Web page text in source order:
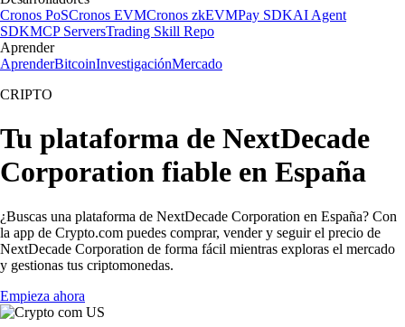
Cronos PoSCronos EVMCronos zkEVMPay SDKAI Agent
SDKMCP ServersTrading Skill Repo
Aprender
AprenderBitcoinInvestigaciónMercado
CRIPTO
Tu plataforma de NextDecade
Corporation fiable en España
¿Buscas una plataforma de NextDecade Corporation en España? Con
la app de Crypto.com puedes comprar, vender y seguir el precio de
NextDecade Corporation de forma fácil mientras exploras el mercado
y gestionas tus criptomonedas.
Empieza ahora